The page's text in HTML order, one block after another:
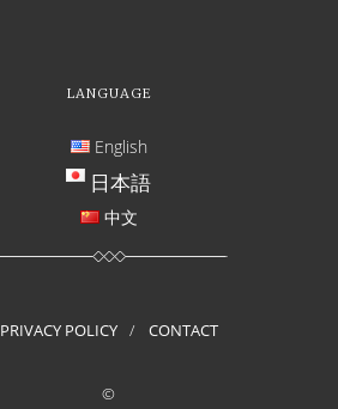
LANGUAGE
English
日本語
中文
PRIVACY POLICY CONTACT
©